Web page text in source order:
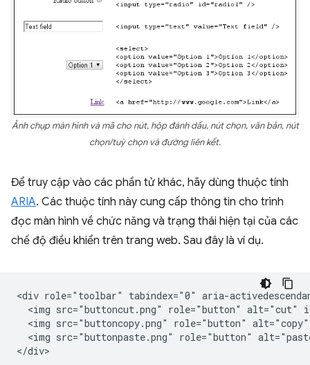
Ảnh chụp màn hình và mã cho nút, hộp đánh dấu, nút chọn, văn bản, nút
chọn/tuỳ chọn và đường liên kết.
Để truy cập vào các phần tử khác, hãy dùng thuộc tính
ARIA. Các thuộc tính này cung cấp thông tin cho trình
đọc màn hình về chức năng và trạng thái hiện tại của các
chế độ điều khiển trên trang web. Sau đây là ví dụ.
<div role="toolbar" tabindex="0" aria-
<img src="buttoncut.png" role="button" alt="cut"
<img src="buttoncopy.png" role="button"
<img src="buttonpaste.png" role="button"